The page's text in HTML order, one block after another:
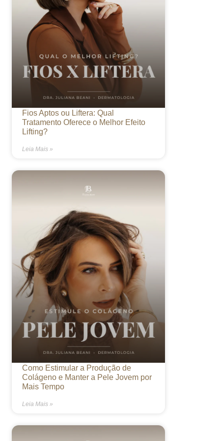
Fios Aptos ou Liftera: Qual
Tratamento Oferece o Melhor Efeito
Lifting?
Leia Mais »
Como Estimular a Produção de
Colágeno e Manter a Pele Jovem por
Mais Tempo
Leia Mais »